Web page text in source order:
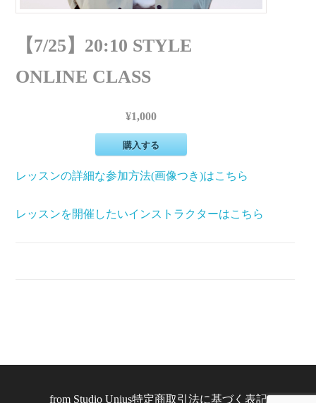
【7/25】20:10 STYLE
ONLINE CLASS
¥1,000
購入する
レッスンの詳細な参加方法(画像つき)はこちら
レッスンを開催したいインストラクターはこちら
from Studio Unius特定商取引法に基づく表記